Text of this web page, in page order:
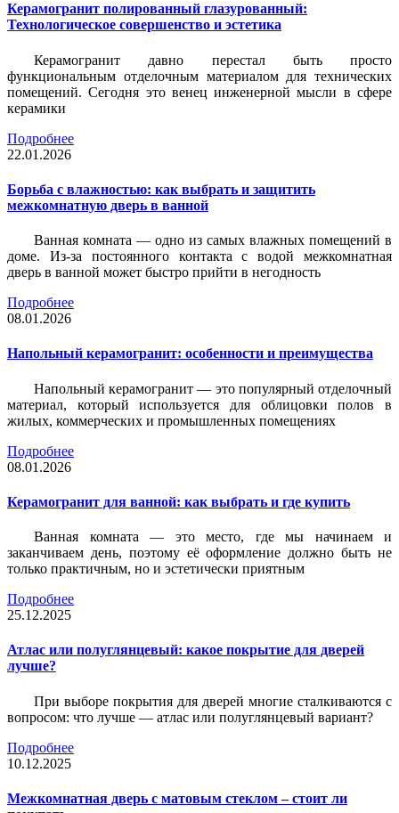
Керамогранит полированный глазурованный:
Технологическое совершенство и эстетика
Керамогранит давно перестал быть просто
функциональным отделочным материалом для технических
помещений. Сегодня это венец инженерной мысли в сфере
керамики
Подробнее
22.01.2026
Борьба с влажностью: как выбрать и защитить
межкомнатную дверь в ванной
Ванная комната — одно из самых влажных помещений в
доме. Из-за постоянного контакта с водой межкомнатная
дверь в ванной может быстро прийти в негодность
Подробнее
08.01.2026
Напольный керамогранит: особенности и преимущества
Напольный керамогранит — это популярный отделочный
материал, который используется для облицовки полов в
жилых, коммерческих и промышленных помещениях
Подробнее
08.01.2026
Керамогранит для ванной: как выбрать и где купить
Ванная комната — это место, где мы начинаем и
заканчиваем день, поэтому её оформление должно быть не
только практичным, но и эстетически приятным
Подробнее
25.12.2025
Атлас или полуглянцевый: какое покрытие для дверей
лучше?
При выборе покрытия для дверей многие сталкиваются с
вопросом: что лучше — атлас или полуглянцевый вариант?
Подробнее
10.12.2025
Межкомнатная дверь с матовым стеклом – стоит ли